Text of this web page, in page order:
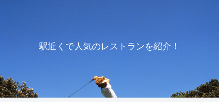
駅近くで人気のレストランを紹介！